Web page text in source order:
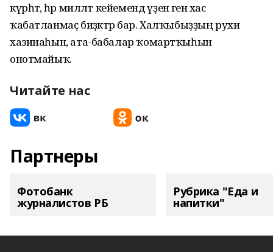
күрһәтә, һәр милләт кейемендә үҙенә генә хас
ҡабатланмаҫ биҙәктәр бар. Халҡыбыҙҙың рухи
хазинаһын, ата-бабалар ҡомартҡыһын
онотмайыҡ.
Читайте нас
Партнеры
Фотобанк
журналистов РБ
Рубрика "Еда и
напитки"